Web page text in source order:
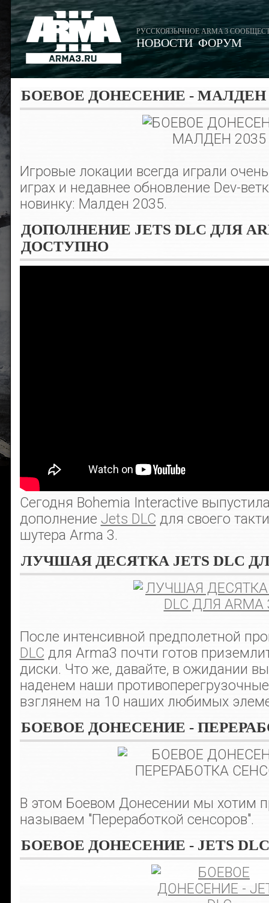
РУССКОЯЗЫЧНОЕ ARMA 3
НОВОСТИ ФОРУМ
БОЕВОЕ ДОНЕСЕНИЕ - МАЛДЕН
Игровые локации всегда играли
играх и недавнее обновление Dev-
новинку: Малден 2035.
ДОПОЛНЕНИЕ JETS DLC ДЛЯ
ДОСТУПНО
Сегодня Bohemia Interactive
дополнение Jets DLC для своего
шутера Arma 3.
ЛУЧШАЯ ДЕСЯТКА JETS DLC
После интенсивной предполетной
DLC для Arma3 почти готов
диски. Что же, давайте, в ожидании
наденем наши
взглянем на 10 наших любимых
БОЕВОЕ ДОНЕСЕНИЕ -
В этом Боевом Донесении мы хотим
называем "Переработкой сенсоров".
БОЕВОЕ ДОНЕСЕНИЕ - JETS DLC